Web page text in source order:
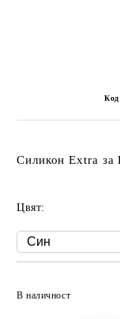
Силикон Extra за
Цвят:
В наличност